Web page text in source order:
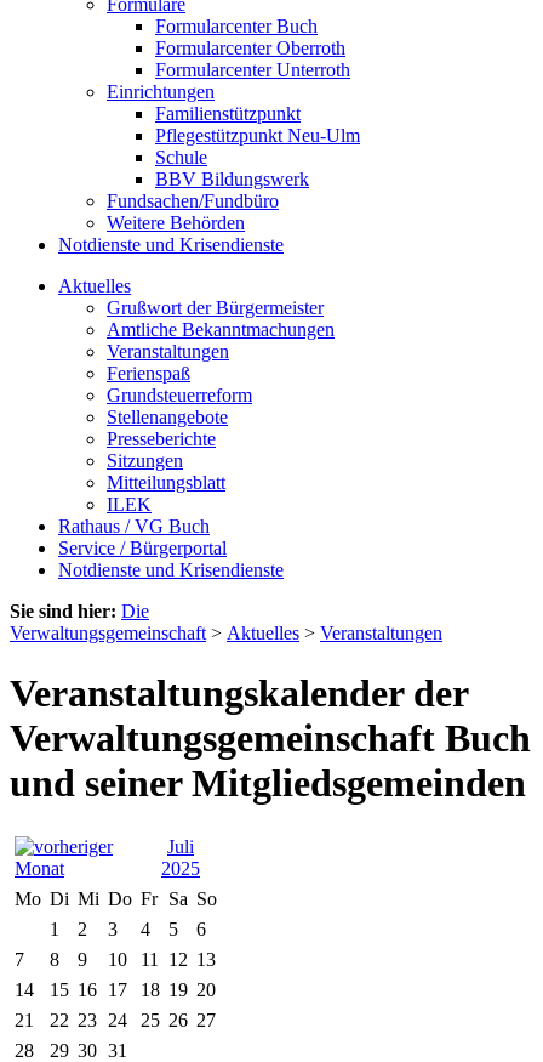
Formulare
Formularcenter Buch
Formularcenter Oberroth
Formularcenter Unterroth
Einrichtungen
Familienstützpunkt
Pflegestützpunkt Neu-Ulm
Schule
BBV Bildungswerk
Fundsachen/Fundbüro
Weitere Behörden
Notdienste und Krisendienste
Aktuelles
Grußwort der Bürgermeister
Amtliche Bekanntmachungen
Veranstaltungen
Ferienspaß
Grundsteuerreform
Stellenangebote
Presseberichte
Sitzungen
Mitteilungsblatt
ILEK
Rathaus / VG Buch
Service / Bürgerportal
Notdienste und Krisendienste
Sie sind hier: Die
Verwaltungsgemeinschaft > Aktuelles > Veranstaltungen
Veranstaltungskalender der
Verwaltungsgemeinschaft Buch
und seiner Mitgliedsgemeinden
Juli
2025
Mo Di Mi Do Fr Sa So
1
2 3 4 5
6
7
8 9 10 11 12 13
14
15 16 17 18 19 20
21
22 23 24 25 26 27
28
29 30 31